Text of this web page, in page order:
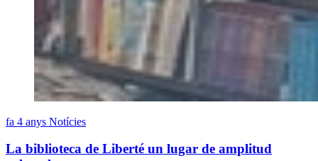
fa 4 anys Notícies
La biblioteca de Liberté un lugar de amplitud